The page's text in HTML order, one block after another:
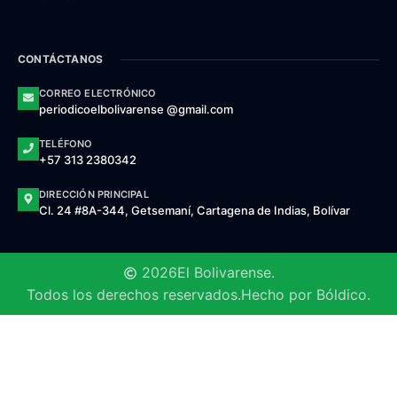
CONTÁCTANOS
CORREO ELECTRÓNICO
periodicoelbolivarense @gmail.com
TELÉFONO
+57 313 2380342
DIRECCIÓN PRINCIPAL
Cl. 24 #8A-344, Getsemaní, Cartagena de Indias, Bolívar
2026El Bolivarense.
Todos los derechos reservados.Hecho por Bóldico.